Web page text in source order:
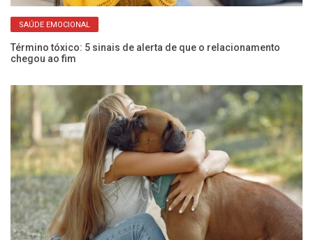
SAÚDE EMOCIONAL
Término tóxico: 5 sinais de alerta de que o relacionamento
chegou ao fim